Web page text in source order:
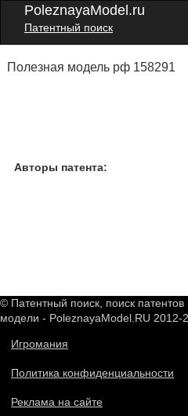
PoleznayaModel.ru
Патентный поиск
Полезная модель рф 158291
Авторы патента:
© Патентный поиск, поиск
модели - PoleznayaModel.RU 2012-
Игромания
Политика конфиденциальности
Реклама на сайте